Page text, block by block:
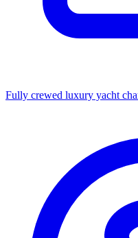
Fully crewed luxury yacht